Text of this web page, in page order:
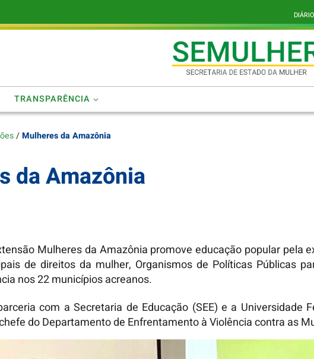
TRANSPARÊNCIA
/Mulheres da Amazônia
da Amazônia
Mulheres da Amazônia promove educação popular pela
de direitos da mulher, Organismos de Políticas Públicas
nos 22 municípios acreanos.
com a Secretaria de Educação (SEE) e a Universidade
do Departamento de Enfrentamento à Violência contra as